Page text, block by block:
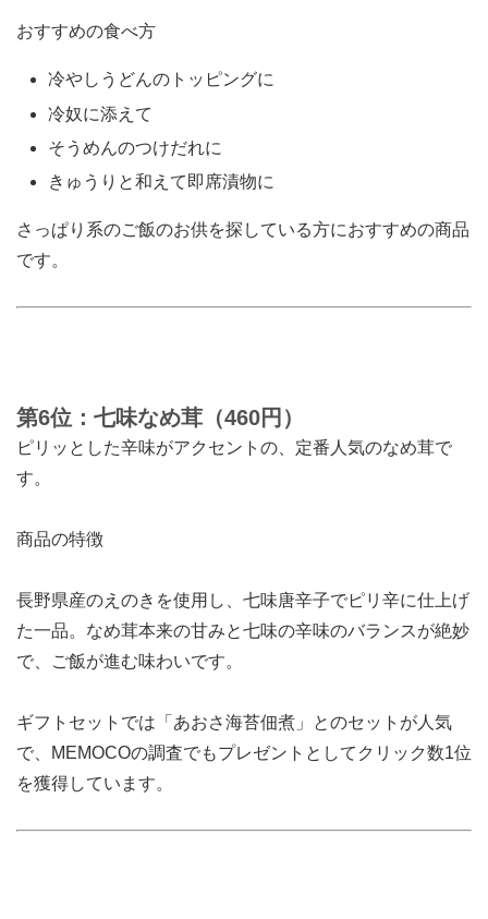
おすすめの食べ方
冷やしうどんのトッピングに
冷奴に添えて
そうめんのつけだれに
きゅうりと和えて即席漬物に
さっぱり系のご飯のお供を探している方におすすめの商品
です。
第6位：七味なめ茸（460円）
ピリッとした辛味がアクセントの、定番人気のなめ茸で
す。
商品の特徴
長野県産のえのきを使用し、七味唐辛子でピリ辛に仕上げ
た一品。なめ茸本来の甘みと七味の辛味のバランスが絶妙
で、ご飯が進む味わいです。
ギフトセットでは「あおさ海苔佃煮」とのセットが人気
で、MEMOCOの調査でもプレゼントとしてクリック数1位
を獲得しています。